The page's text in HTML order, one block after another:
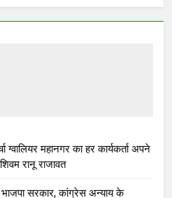
ग्वालियर महानगर का हर कार्यकर्ता अपने
रानू राजावत
भाजपा सरकार, कांग्रेस अन्याय के